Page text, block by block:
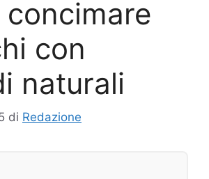
concimare
con
naturali
di Redazione